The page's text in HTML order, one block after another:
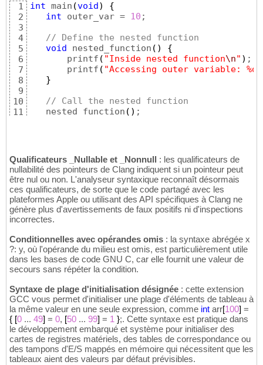
1
2
3
4
5
6
7
8
9
10
11
int main (void )
{
int outer_var = 10 ;
// Define the nested function
void
nested_function ( )
{
       printf
( "Inside nested function\n" ) ;
       printf
( "Accessing outer variable: %d
}
// Call the nested function
   nested_function
( ) ;
Qualificateurs _Nullable et _Nonnull : les qualificateurs de
nullabilité des pointeurs de Clang indiquent si un pointeur peut
être nul ou non. L'analyseur syntaxique reconnaît désormais
ces qualificateurs, de sorte que le code partagé avec les
plateformes Apple ou utilisant des API spécifiques à Clang ne
génère plus d'avertissements de faux positifs ni d'inspections
incorrectes.
Conditionnelles avec opérandes omis : la syntaxe abrégée x
?: y, où l'opérande du milieu est omis, est particulièrement utile
dans les bases de code GNU C, car elle fournit une valeur de
secours sans répéter la condition.
Syntaxe de plage d'initialisation désignée : cette extension
GCC vous permet d'initialiser une plage d'éléments de tableau à
la même valeur en une seule expression, comme int arr[100] =
{ [0 ... 49] = 0, [50 ... 99] = 1 };. Cette syntaxe est pratique dans
le développement embarqué et système pour initialiser des
cartes de registres matériels, des tables de correspondance ou
des tampons d'E/S mappés en mémoire qui nécessitent que les
tableaux aient des valeurs par défaut prévisibles.